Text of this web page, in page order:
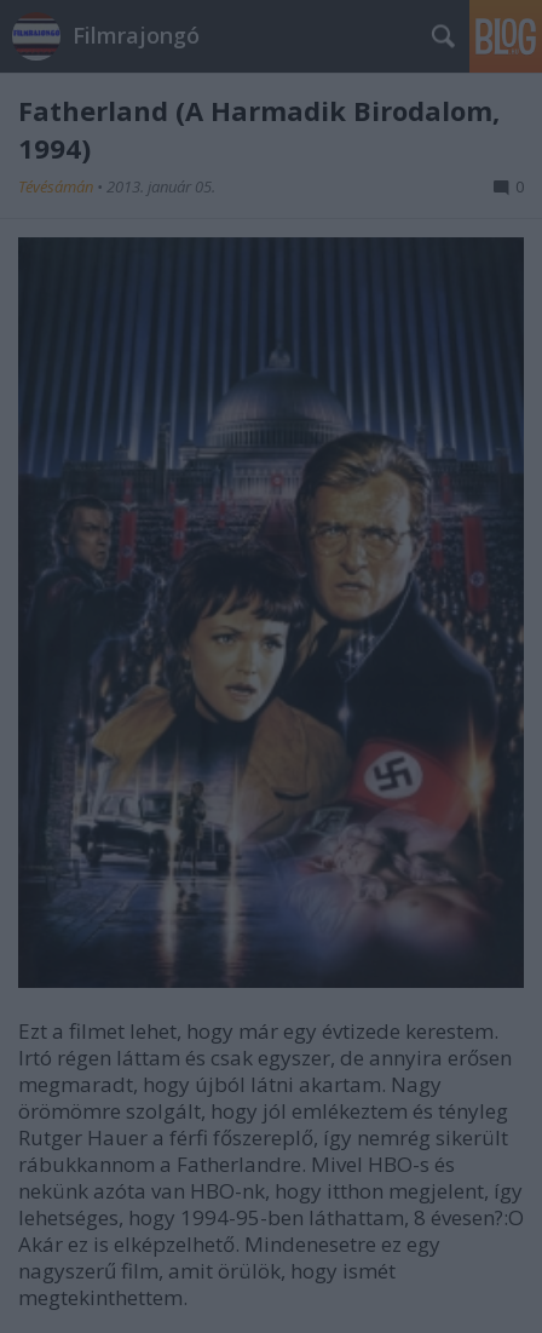
Filmrajongó
Fatherland (A Harmadik Birodalom,
1994)
Tévésámán • 2013. január 05. 0
Ezt a filmet lehet, hogy már egy évtizede kerestem.
Irtó régen láttam és csak egyszer, de annyira erősen
megmaradt, hogy újból látni akartam. Nagy
örömömre szolgált, hogy jól emlékeztem és tényleg
Rutger Hauer a férfi főszereplő, így nemrég sikerült
rábukkannom a Fatherlandre. Mivel HBO-s és
nekünk azóta van HBO-nk, hogy itthon megjelent, így
lehetséges, hogy 1994-95-ben láthattam, 8 évesen?:O
Akár ez is elképzelhető. Mindenesetre ez egy
nagyszerű film, amit örülök, hogy ismét
megtekinthettem.